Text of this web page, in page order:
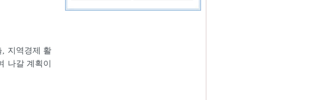
, 지역경제 활
나갈 계획이